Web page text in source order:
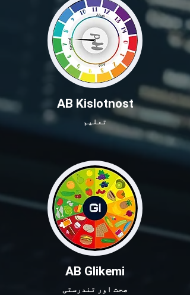
AB Kislotnost
تعلیم
AB Glikemi
صحت اور تندرستی